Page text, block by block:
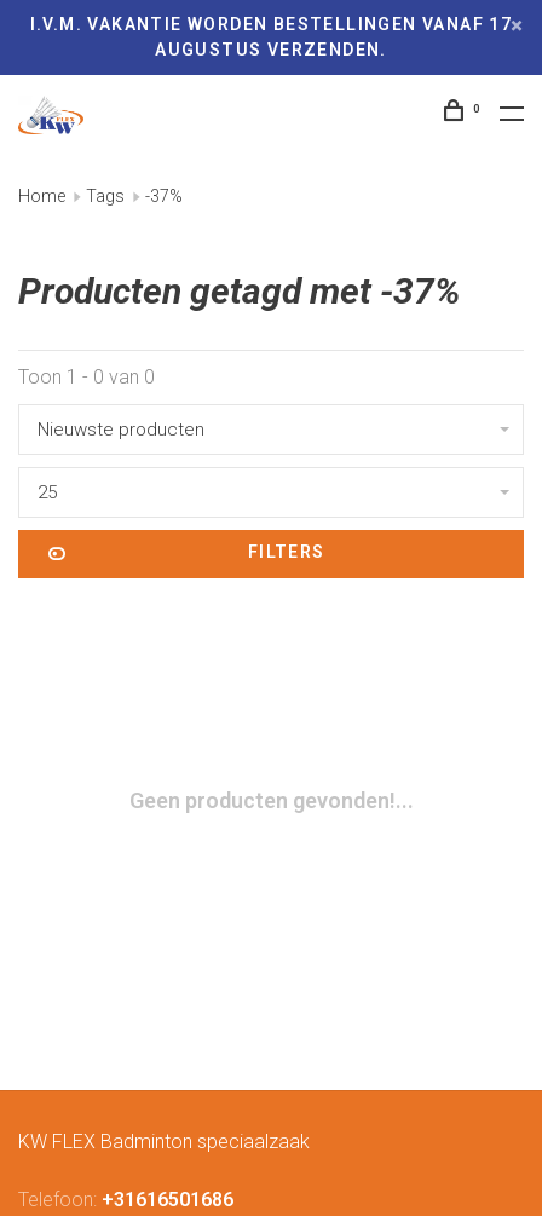
I.V.M. VAKANTIE WORDEN BESTELLINGEN VANAF 17
AUGUSTUS VERZENDEN.
0
Home Tags -37%
Producten getagd met -37%
Toon 1 - 0 van 0
Nieuwste producten
25
FILTERS
Geen producten gevonden!...
KW FLEX Badminton speciaalzaak
Telefoon: +31616501686